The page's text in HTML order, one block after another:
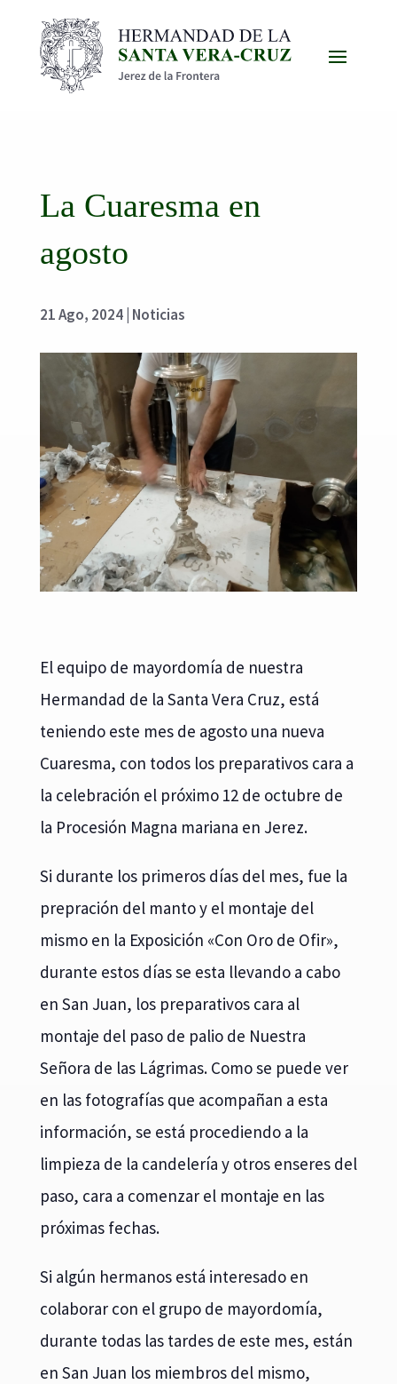
La Cuaresma en
agosto
21 Ago, 2024| Noticias
El equipo de mayordomía de nuestra
Hermandad de la Santa Vera Cruz, está
teniendo este mes de agosto una nueva
Cuaresma, con todos los preparativos cara a
la celebración el próximo 12 de octubre de
la Procesión Magna mariana en Jerez.
Si durante los primeros días del mes, fue la
prepración del manto y el montaje del
mismo en la Exposición «Con Oro de Ofir»,
durante estos días se esta llevando a cabo
en San Juan, los preparativos cara al
montaje del paso de palio de Nuestra
Señora de las Lágrimas. Como se puede ver
en las fotografías que acompañan a esta
información, se está procediendo a la
limpieza de la candelería y otros enseres del
paso, cara a comenzar el montaje en las
próximas fechas.
Si algún hermanos está interesado en
colaborar con el grupo de mayordomía,
durante todas las tardes de este mes, están
en San Juan los miembros del mismo,